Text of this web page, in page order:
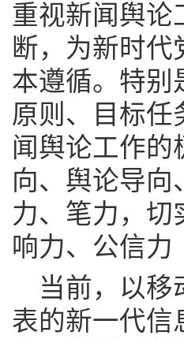
重视新闻舆论
断，为新时
本遵循。特别
原则、目标任
闻舆论工作的
向、舆论导向
力、笔力，切
响力、公信力
当前，以移
表的新一代信